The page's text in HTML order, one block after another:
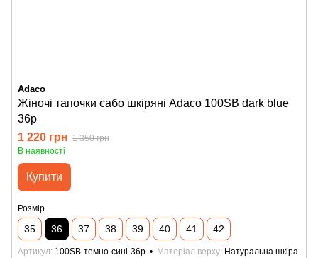
Adaco
Жіночі тапочки сабо шкіряні Adaco 100SB dark blue
36р
1 220 грн 1 350 грн
В наявності
Купити
Розмір
35 36 37 38 39 40 41 42
Артикул 100SB-темно-сині-36р Матеріал верху Натуральна шкіра